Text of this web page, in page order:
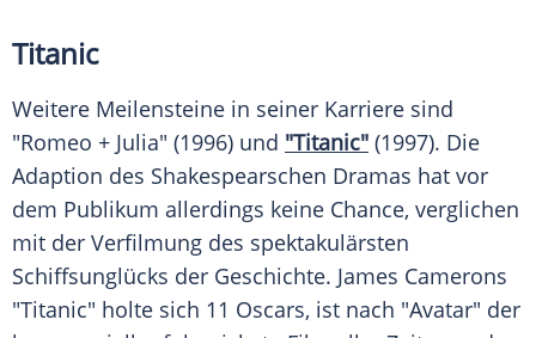
Titanic
Weitere Meilensteine in seiner Karriere sind
"Romeo + Julia" (1996) und "Titanic" (1997). Die
Adaption des Shakespearschen Dramas hat vor
dem Publikum allerdings keine Chance, verglichen
mit der Verfilmung des spektakulärsten
Schiffsunglücks der Geschichte. James Camerons
"Titanic" holte sich 11 Oscars, ist nach "Avatar" der